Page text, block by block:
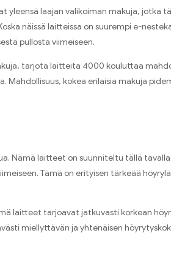
yleensä laajan valikoiman makuja,
näissä laitteissa on suurempi e-
pullosta viimeiseen.
tarjota laitteita 4000 kouluttaa
Mahdollisuus, kokea erilaisia ​​makuja
Nämä laitteet on suunniteltu tällä
Tämä on erityisen tärkeää
laitteet tarjoavat jatkuvasti korkean
miellyttävän ja yhtenäisen